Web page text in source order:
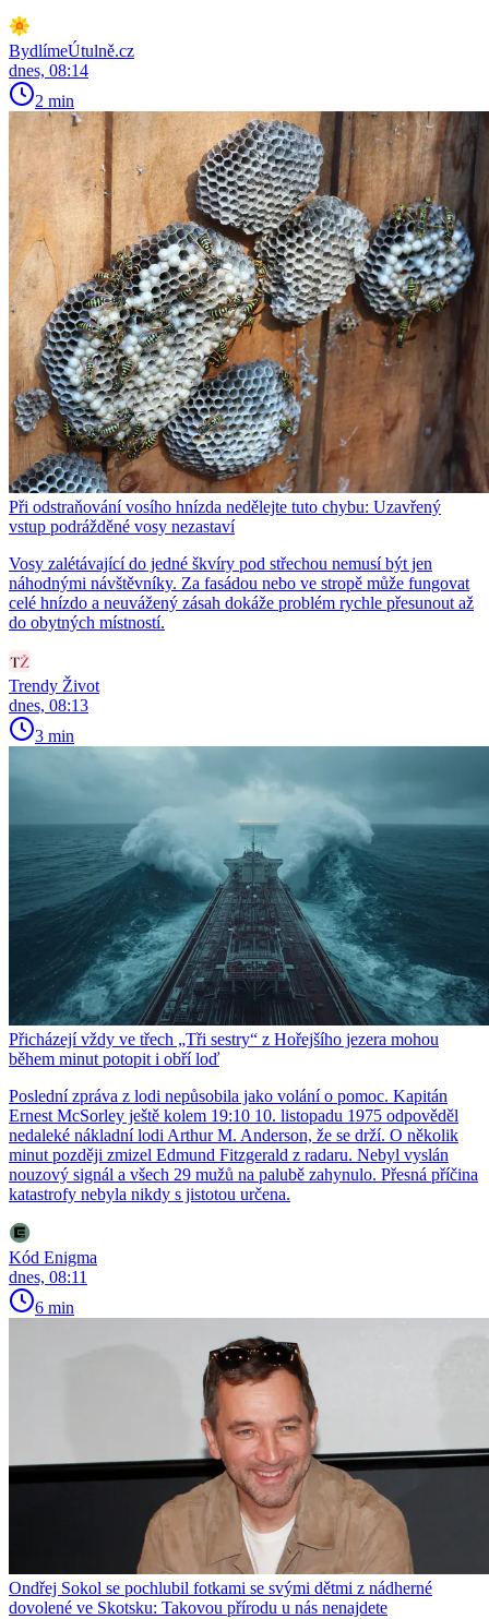
BydlímeÚtulně.cz
dnes, 08:14
2 min
Při odstraňování vosího hnízda nedělejte tuto chybu: Uzavřený
vstup podrážděné vosy nezastaví
Vosy zalétávající do jedné škvíry pod střechou nemusí být jen
náhodnými návštěvníky. Za fasádou nebo ve stropě může fungovat
celé hnízdo a neuvážený zásah dokáže problém rychle přesunout až
do obytných místností.
Trendy Život
dnes, 08:13
3 min
Přicházejí vždy ve třech „Tři sestry“ z Hořejšího jezera mohou
během minut potopit i obří loď
Poslední zpráva z lodi nepůsobila jako volání o pomoc. Kapitán
Ernest McSorley ještě kolem 19:10 10. listopadu 1975 odpověděl
nedaleké nákladní lodi Arthur M. Anderson, že se drží. O několik
minut později zmizel Edmund Fitzgerald z radaru. Nebyl vyslán
nouzový signál a všech 29 mužů na palubě zahynulo. Přesná příčina
katastrofy nebyla nikdy s jistotou určena.
Kód Enigma
dnes, 08:11
6 min
Ondřej Sokol se pochlubil fotkami se svými dětmi z nádherné
dovolené ve Skotsku: Takovou přírodu u nás nenajdete